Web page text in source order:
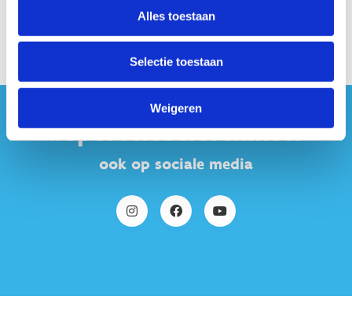
Alles toestaan
Selectie toestaan
Weigeren
#sportersbelevenmeer
ook op sociale media